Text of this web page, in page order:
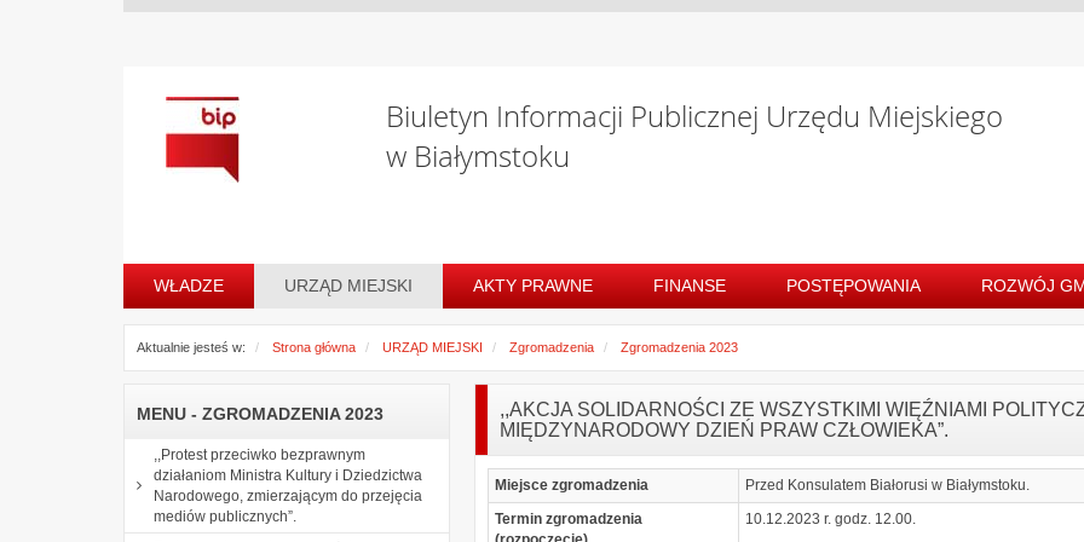
Biuletyn Informacji Publicznej Urzędu Miejskiego
w Białymstoku
WŁADZE URZĄD MIEJSKI AKTY PRAWNE FINANSE POSTĘPOWANIA ROZWÓJ
Aktualnie jesteś w: Strona główna URZĄD MIEJSKI Zgromadzenia Zgromadzenia 2023
MENU - ZGROMADZENIA 2023
,,Protest przeciwko bezprawnym
działaniom Ministra Kultury i Dziedzictwa
Narodowego, zmierzającym do przejęcia
mediów publicznych”.
,,AKCJA SOLIDARNOŚCI ZE WSZYSTKIMI WIĘŹNIAMI
MIĘDZYNARODOWY DZIEŃ PRAW CZŁOWIEKA”.
Miejsce zgromadzenia
Przed Konsulatem Białorusi w Białymstoku.
Termin zgromadzenia
10.12.2023 r. godz. 12.00.